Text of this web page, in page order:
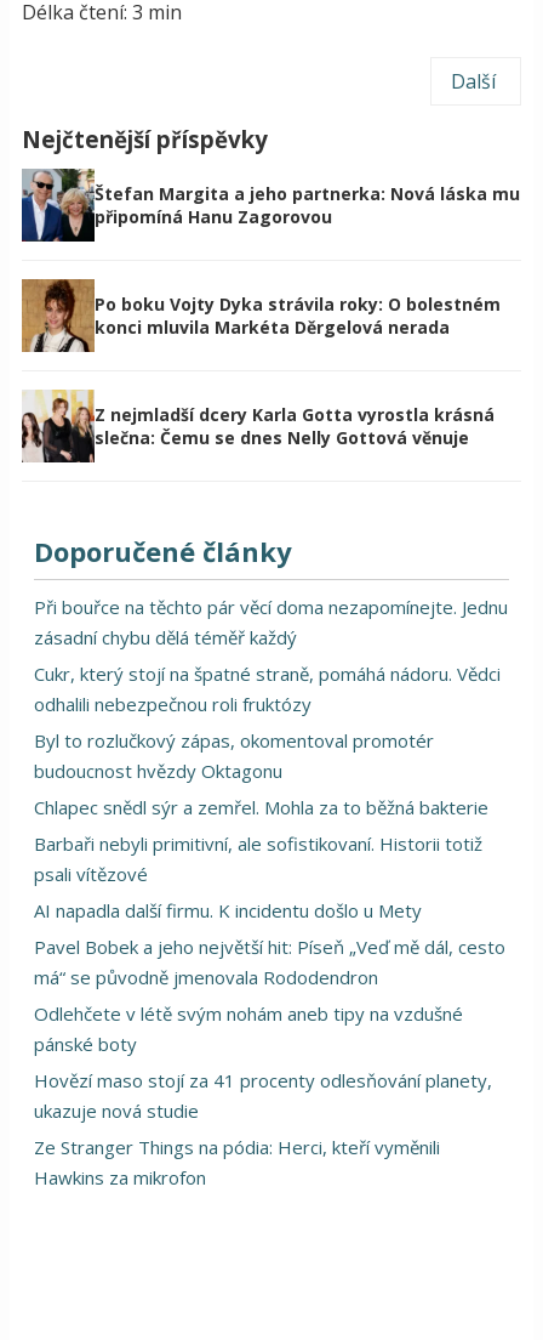
Délka čtení: 3 min
Další
Nejčtenější příspěvky
Štefan Margita a jeho partnerka: Nová láska mu
připomíná Hanu Zagorovou
Po boku Vojty Dyka strávila roky: O bolestném
konci mluvila Markéta Děrgelová nerada
Z nejmladší dcery Karla Gotta vyrostla krásná
slečna: Čemu se dnes Nelly Gottová věnuje
Doporučené články
Při bouřce na těchto pár věcí doma nezapomínejte. Jednu
zásadní chybu dělá téměř každý
Cukr, který stojí na špatné straně, pomáhá nádoru. Vědci
odhalili nebezpečnou roli fruktózy
Byl to rozlučkový zápas, okomentoval promotér
budoucnost hvězdy Oktagonu
Chlapec snědl sýr a zemřel. Mohla za to běžná bakterie
Barbaři nebyli primitivní, ale sofistikovaní. Historii totiž
psali vítězové
AI napadla další firmu. K incidentu došlo u Mety
Pavel Bobek a jeho největší hit: Píseň „Veď mě dál, cesto
má“ se původně jmenovala Rododendron
Odlehčete v létě svým nohám aneb tipy na vzdušné
pánské boty
Hovězí maso stojí za 41 procenty odlesňování planety,
ukazuje nová studie
Ze Stranger Things na pódia: Herci, kteří vyměnili
Hawkins za mikrofon